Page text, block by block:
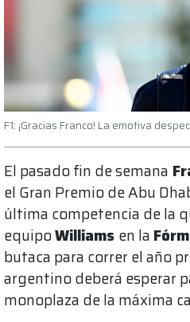
F1: ¡Gracias Franco! La emotiva
El pasado fin de semana
el Gran Premio de Abu
última competencia de la
equipoWilliams en la
butaca para correr el año
argentino deberá esperar
monoplaza de la máxima